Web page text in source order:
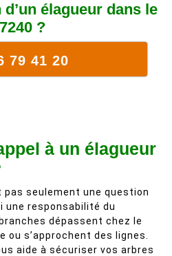
élagueur dans le
?
79 41 20
à un élagueur
pas seulement une question
une responsabilité du
dépassent chez le
ou s’approchent des lignes.
aide à sécuriser vos arbres